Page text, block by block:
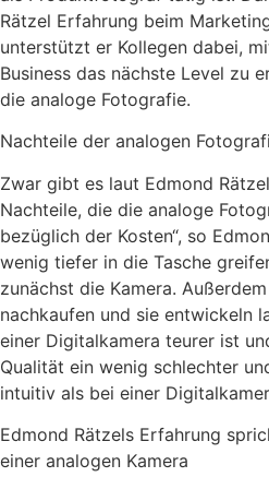
Rätzel Erfahrung beim
unterstützt er Kollegen dabei,
Business das nächste Level zu
die analoge Fotografie.
Nachteile der analogen
Zwar gibt es laut Edmond
Nachteile, die die analoge
bezüglich der Kosten“, so
wenig tiefer in die Tasche
zunächst die Kamera.
nachkaufen und sie entwickeln
einer Digitalkamera teurer ist
Qualität ein wenig schlechter
intuitiv als bei einer
Edmond Rätzels Erfahrung
einer analogen Kamera